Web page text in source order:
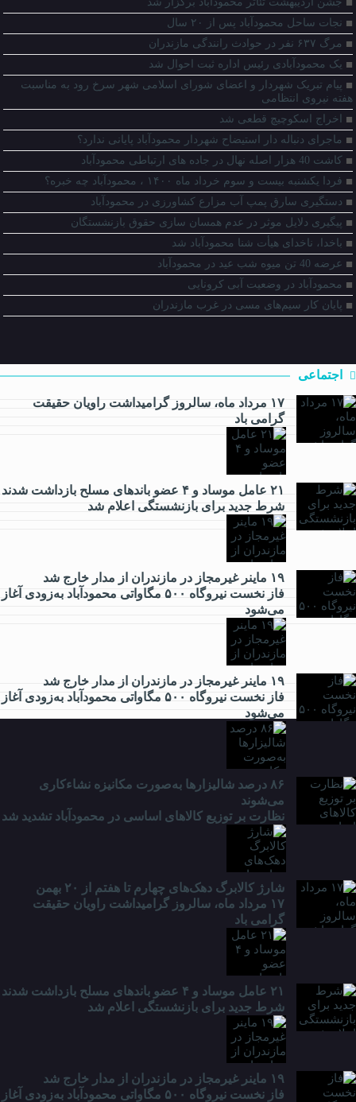
نجات ساحل محمودآباد پس از ۲۰ سال
مرگ ۶۳۷ نفر در حوادث رانندگی مازندران
یک محمودآبادی رئیس اداره ثبت احوال شد
پیام تبریک شهردار و اعضای شورای اسلامی شهر سرخ رود به مناسبت
هفته نیروی انتظامی
اخراج اسکوچیچ قطعی شد
ماجرای دنباله دار استیضاح شهردار محمودآباد پایانی ندارد؟
کاشت 40 هزار اصله نهال در جاده های ارتباطی محمودآباد
فردا یکشنبه بیست و سوم خرداد ماه ۱۴۰۰ ، محمودآباد چه خبره؟
دستگیری سارق پمپ آب مزارع کشاورزی در محمودآباد
پیگیری دلایل موثر در عدم همسان سازی حقوق بازنشستگان
باخدا، ناخدای هیأت شنا محمودآباد شد
عرضه 40 تن میوه شب عید در محمودآباد
محمودآباد در وضعیت آبی کرونایی
پایان کار سیم‌های مسی در غرب مازندران
اجتماعی
۱۷ مرداد ماه، سالروز گرامیداشت راویان حقیقت
گرامی باد
۲۱ عامل موساد و ۴ عضو باند‌های مسلح بازداشت شدند
شرط جدید برای بازنشستگی اعلام شد
۱۹ ماینر غیرمجاز در مازندران از مدار خارج شد
فاز نخست نیروگاه ۵۰۰ مگاواتی محمودآباد به‌زودی آغاز
می‌شود
اقتصادی
۱۹ ماینر غیرمجاز در مازندران از مدار خارج شد
فاز نخست نیروگاه ۵۰۰ مگاواتی محمودآباد به‌زودی آغاز
می‌شود
۸۶ درصد شالیزارها به‌صورت مکانیزه نشاءکاری
می‌شوند
نظارت بر توزیع کالا‌های اساسی در محمودآباد تشدید شد
شارژ کالابرگ دهک‌های چهارم تا هفتم از ۲۰ بهمن
فرهنگی
۱۷ مرداد ماه، سالروز گرامیداشت راویان حقیقت
گرامی باد
۲۱ عامل موساد و ۴ عضو باند‌های مسلح بازداشت شدند
شرط جدید برای بازنشستگی اعلام شد
۱۹ ماینر غیرمجاز در مازندران از مدار خارج شد
فاز نخست نیروگاه ۵۰۰ مگاواتی محمودآباد به‌زودی آغاز
ورزشی